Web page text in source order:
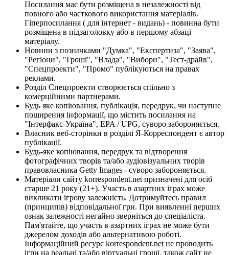
Посилання має бути розміщена в незалежності від
повного або часткового використання матеріалів.
Гіперпосилання ( для інтернет - видань) - повинна бути
розміщена в підзаголовку або в першому абзаці
матеріалу.
Новини з позначками "Думка", "Експертиза", "Заява",
"Регіони", "Гроші", "Влада", "Вибори", "Тест-драйв",
"Спецпроекти", "Промо" публікуються на правах
реклами.
Розділ Спецпроекти створюється спільно з
комерційними партнерами.
Будь яке копіювання, публікація, передрук, чи наступне
поширення інформації, що містить посилання на
"Інтерфакс-Україна", EPA / UPG, суворо забороняється.
Власник веб-сторінки в розділі Я-Корреспондент є автор
публікації.
Будь-яке копіювання, передрук та відтворення
фотографічних творів та/або аудіовізуальних творів
правовласника Getty Images - суворо забороняється.
Матеріали сайту korrespondent.net призначені для осіб
старше 21 року (21+). Участь в азартних іграх може
викликати ігрову залежність. Дотримуйтесь правил
(принципів) відповідальної гри. При виявленні перших
ознак залежності негайно зверніться до спеціаліста.
Пам'ятайте, що участь в азартних іграх не може бути
джерелом доходів або альтернативою роботі.
Інформаційний ресурс korrespondent.net не проводить
ігри на реальні та/або віртуальні гроші, також сайт не